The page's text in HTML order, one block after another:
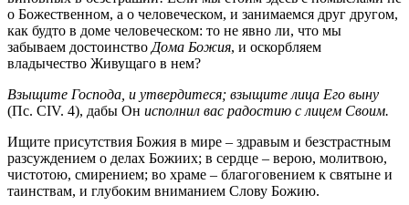
о Божественном, а о человеческом, и занимаемся друг другом,
как будто в доме человеческом: то не явно ли, что мы
забываем достоинство Дoма Божия, и оскорбляем
владычество Живущаго в нем?
Взыщите Господа, и утвердитеся; взыщите лица Его выну
(Пс. CIV. 4), дабы Он исполнил вас радостию с лицем Своим.
Ищите присутствия Божия в мире – здравым и безстрастным
разсуждением о делах Божиих; в сердце – верою, молитвою,
чистотою, смирением; во хpaме – благоговением к святыне и
таинствам, и глубоким вниманием Слову Божию.